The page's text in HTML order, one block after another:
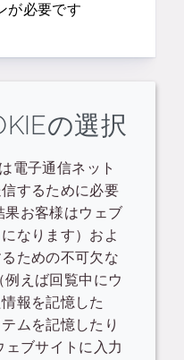
が必要です
ソース
- thematic/trend
レゼンテーション
– BN04511
の選択
電子通信ネット
するために必要
お客様はウェブ
なります）およ
ための不可欠な
えば回覧中にウ
報を記憶した
ムを記憶したり
ェブサイトに入力